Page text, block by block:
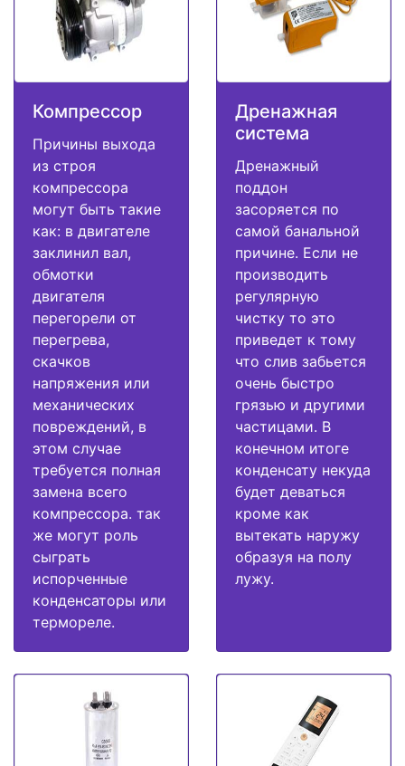
Компрессор
Причины выхода
из строя
компрессора
могут быть такие
как: в двигателе
заклинил вал,
обмотки
двигателя
перегорели от
перегрева,
скачков
напряжения или
механических
повреждений, в
этом случае
требуется полная
замена всего
компрессора. так
же могут роль
сыграть
испорченные
конденсаторы или
термореле.
Дренажная
система
Дренажный
поддон
засоряется по
самой банальной
причине. Если не
производить
регулярную
чистку то это
приведет к тому
что слив забьется
очень быстро
грязью и другими
частицами. В
конечном итоге
конденсату некуда
будет деваться
кроме как
вытекать наружу
образуя на полу
лужу.